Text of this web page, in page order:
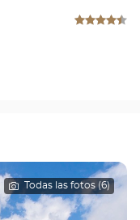
Todas las fotos (6)